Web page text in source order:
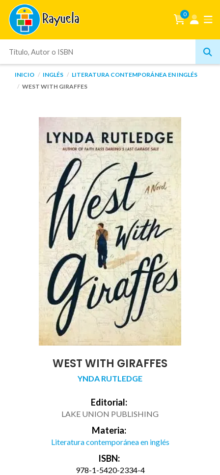
0
INICIO INGLÉS
LITERATURA CONTEMPORÁNEA EN INGLÉS
WEST WITH GIRAFFES
WEST WITH GIRAFFES
YNDA RUTLEDGE
Editorial:
LAKE UNION PUBLISHING
Materia:
Literatura contemporánea en inglés
ISBN:
978-1-5420-2334-4